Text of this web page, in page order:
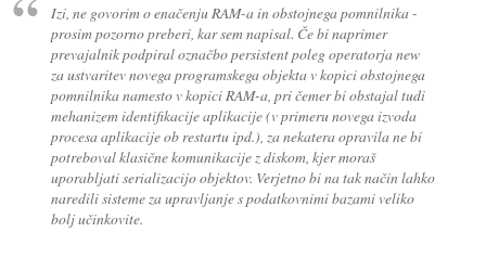
Izi, ne govorim o enačenju RAM-a in obstojnega pomnilnika -
prosim pozorno preberi, kar sem napisal. Če bi naprimer
prevajalnik podpiral označbo persistent poleg operatorja new
za ustvaritev novega programskega objekta v kopici obstojnega
pomnilnika namesto v kopici RAM-a, pri čemer bi obstajal tudi
mehanizem identifikacije aplikacije (v primeru novega izvoda
procesa aplikacije ob restartu ipd.), za nekatera opravila ne bi
potreboval klasične komunikacije z diskom, kjer moraš
uporabljati serializacijo objektov. Verjetno bi na tak način lahko
naredili sisteme za upravljanje s podatkovnimi bazami veliko
bolj učinkovite.